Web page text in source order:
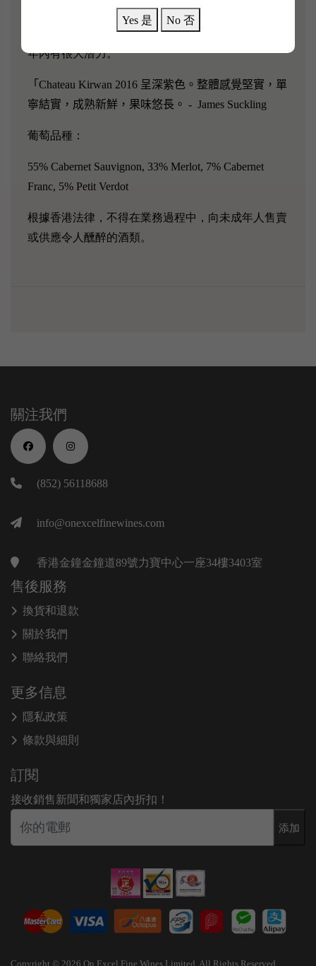
Yes 是 No 否
雅而不誇張。雖然麒麟酒莊葡萄酒品質在整個瑪歌地
區不夠出眾，但是酒款陳年能力不俗，在接下來的15
年內有很大潛力。
「Chateau Kirwan 2016 呈深紫色。整體感覺堅實，單
寧結實，成熟新鮮，果味悠長。 - James Suckling
葡萄品種：
55% Cabernet Sauvignon, 33% Merlot, 7% Cabernet
Franc, 5% Petit Verdot
根據香港法律，不得在業務過程中，向未成年人售賣
或供應令人醺醉的酒類。
關注我們
(852) 56118688
info@onexcelfinewines.com
香港金鐘金鐘道89號力寶中心一座34樓3403室
售後服務
換貨和退款
關於我們
聯絡我們
更多信息
隱私政策
條款與細則
訂閱
接收銷售新聞和獨家店內折扣！
添加
Copyright © 2026 On Excel Fine Wines Limited. All Rights Reserved.